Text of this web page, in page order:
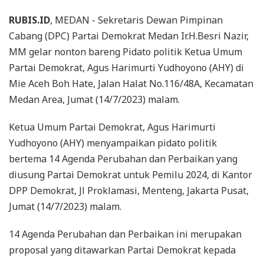
RUBIS.ID, MEDAN - Sekretaris Dewan Pimpinan
Cabang (DPC) Partai Demokrat Medan Ir.H.Besri Nazir,
MM gelar nonton bareng Pidato politik Ketua Umum
Partai Demokrat, Agus Harimurti Yudhoyono (AHY) di
Mie Aceh Boh Hate, Jalan Halat No.116/48A, Kecamatan
Medan Area, Jumat (14/7/2023) malam.
Ketua Umum Partai Demokrat, Agus Harimurti
Yudhoyono (AHY) menyampaikan pidato politik
bertema 14 Agenda Perubahan dan Perbaikan yang
diusung Partai Demokrat untuk Pemilu 2024, di Kantor
DPP Demokrat, Jl Proklamasi, Menteng, Jakarta Pusat,
Jumat (14/7/2023) malam.
14 Agenda Perubahan dan Perbaikan ini merupakan
proposal yang ditawarkan Partai Demokrat kepada